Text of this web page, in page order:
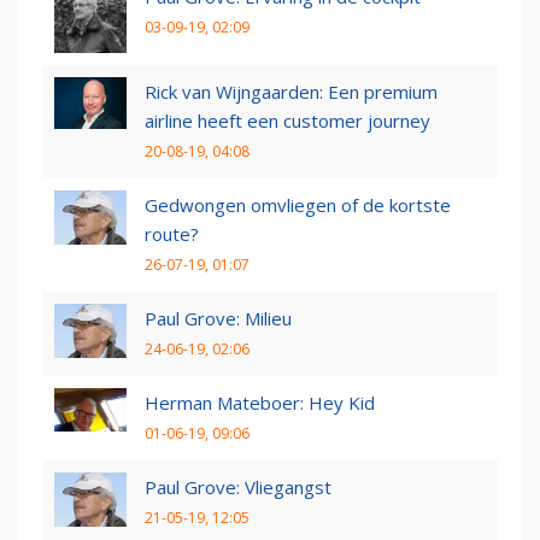
03-09-19, 02:09
Rick van Wijngaarden: Een premium
airline heeft een customer journey
20-08-19, 04:08
Gedwongen omvliegen of de kortste
route?
26-07-19, 01:07
Paul Grove: Milieu
24-06-19, 02:06
Herman Mateboer: Hey Kid
01-06-19, 09:06
Paul Grove: Vliegangst
21-05-19, 12:05